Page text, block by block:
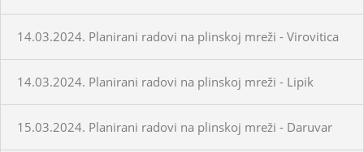
14.03.2024. Planirani radovi na plinskoj mreži - Virovitica
14.03.2024. Planirani radovi na plinskoj mreži - Lipik
15.03.2024. Planirani radovi na plinskoj mreži - Daruvar